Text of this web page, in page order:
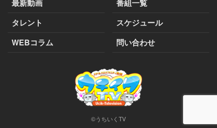
最新動画
番組一覧
タレント
スケジュール
WEBコラム
問い合わせ
©うちいくTV